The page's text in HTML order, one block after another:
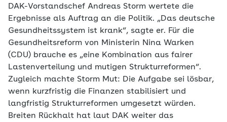
DAK-Vorstandschef Andreas Storm wertete die
Ergebnisse als Auftrag an die Politik. „Das deutsche
Gesundheitssystem ist krank“, sagte er. Für die
Gesundheitsreform von Ministerin Nina Warken
(CDU) brauche es „eine Kombination aus fairer
Lastenverteilung und mutigen Strukturreformen“.
Zugleich machte Storm Mut: Die Aufgabe sei lösbar,
wenn kurzfristig die Finanzen stabilisiert und
langfristig Strukturreformen umgesetzt würden.
Breiten Rückhalt hat laut DAK weiter das